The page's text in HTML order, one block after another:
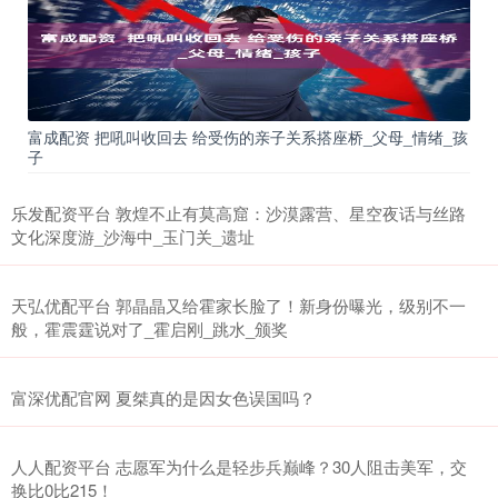
富成配资 把吼叫收回去 给受伤的亲子关系搭座桥_父母_情绪_孩
子
乐发配资平台 敦煌不止有莫高窟：沙漠露营、星空夜话与丝路
文化深度游_沙海中_玉门关_遗址
天弘优配平台 郭晶晶又给霍家长脸了！新身份曝光，级别不一
般，霍震霆说对了_霍启刚_跳水_颁奖
富深优配官网 夏桀真的是因女色误国吗？
人人配资平台 志愿军为什么是轻步兵巅峰？30人阻击美军，交
换比0比215！